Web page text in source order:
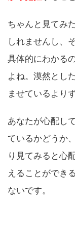
ちゃんと見てみ
しれませんし、
具体的にわかる
よね。漠然とし
ませているより
あなたが心配し
ているかどうか
り見てみると心
えることができ
ないです。